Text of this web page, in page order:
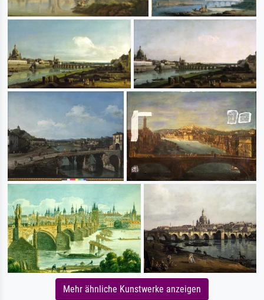
Mehr ähnliche Kunstwerke anzeigen